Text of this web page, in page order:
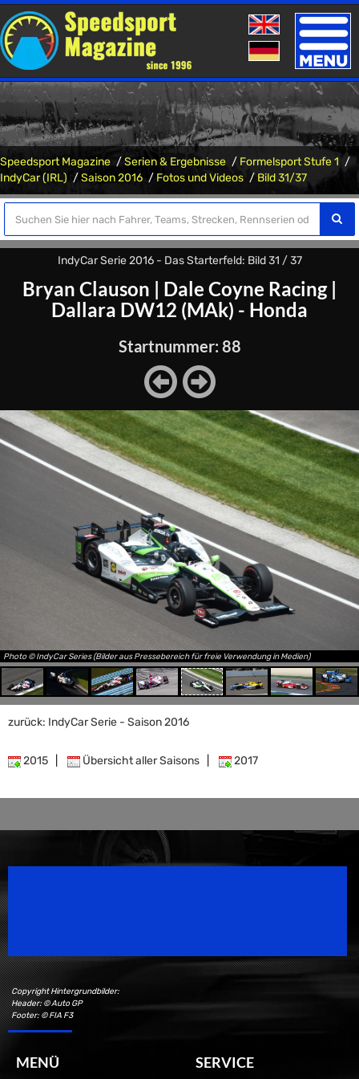
Toggle
Speedsport Magazine Serien & Ergebnisse
Formelsport Stufe 1
IndyCar (IRL)
Saison 2016 Fotos und Videos Bild 31/37
IndyCar Serie 2016 - Das Starterfeld: Bild 31 / 37
Bryan Clauson | Dale Coyne Racing|
Dallara DW12 (MAk) - Honda
Startnummer: 88
Photo © IndyCar Series (Bilder aus Pressebereich für freie Verwendung in Medien)
zurück: IndyCar Serie - Saison 2016
2015 Übersicht aller Saisons 2017
Copyright Hintergrundbilder:
Header: © Auto GP
Footer: © FIA F3
MENÜ SERVICE